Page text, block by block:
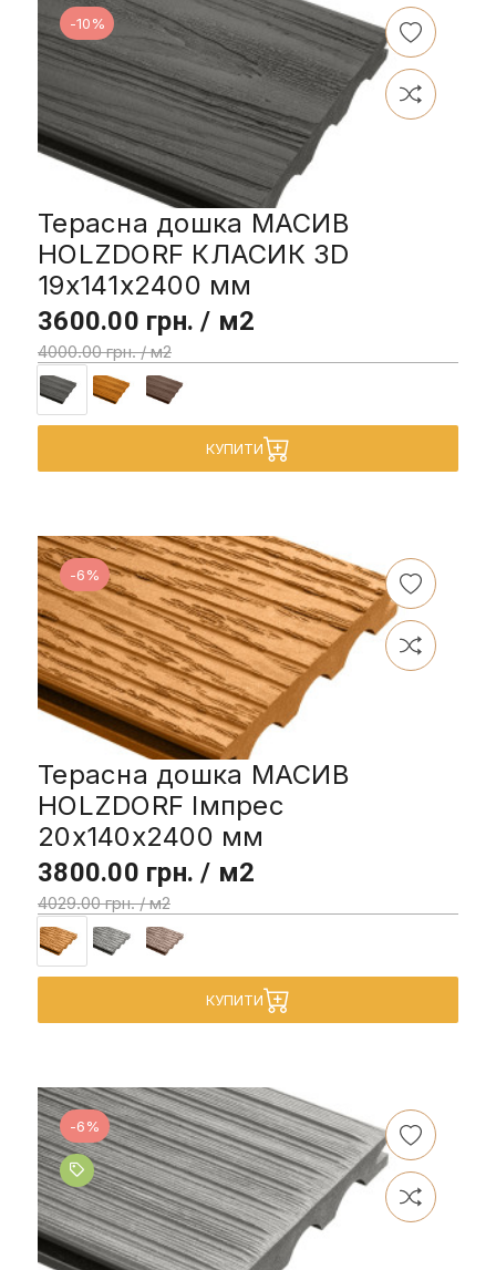
-10%
Терасна дошка МАСИВ
HOLZDORF КЛАСИК 3D
19x141х2400 мм
3600.00 грн. / м2
4000.00 грн. / м2
КУПИТИ
-6%
Терасна дошка МАСИВ
HOLZDORF Імпрес
20х140х2400 мм
3800.00 грн. / м2
4029.00 грн. / м2
КУПИТИ
-6%